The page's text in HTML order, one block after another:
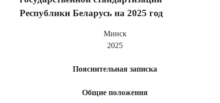
Республики Беларусь на 2025 год
Минск
2025
Пояснительная записка
Общие положения